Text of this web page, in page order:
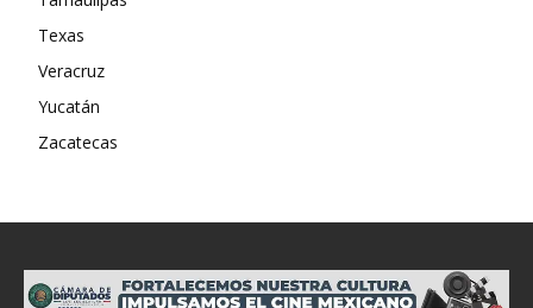
Texas
Veracruz
Yucatán
Zacatecas